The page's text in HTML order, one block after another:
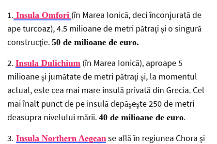
1. Insula Omfori (în Marea Ionică, deci înconjurată de
ape turcoaz), 4.5 milioane de metri pătraţi și o singură
construcţie. 50 de milioane de euro.
2. Insula Dulichium (în Marea Ionică), aproape 5
milioane şi jumătate de metri pătraţi şi, la momentul
actual, este cea mai mare insulă privată din Grecia. Cel
mai înalt punct de pe insulă depăşeşte 250 de metri
deasupra nivelului mării. 40 de milioane de euro.
3. Insula Northern Aegean se află în regiunea Chora şi